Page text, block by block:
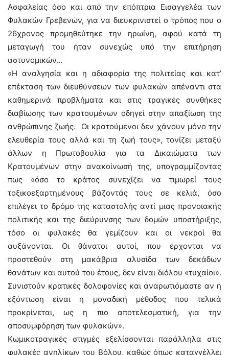
Ασφαλείας όσο και από την επόπτρια Εισαγγελέα των
Φυλακών Γρεβενών, για να διευκρινιστεί ο τρόπος που ο
26χρονος προμηθεύτηκε την ηρωίνη, αφού κατά τη
μεταγωγή του ήταν συνεχώς υπό την επιτήρηση
αστυνομικών…
«Η αναλγησία και η αδιαφορία της πολιτείας και κατ’
επέκταση των διευθύνσεων των φυλακών απέναντι στα
καθημερινά προβλήματα και στις τραγικές συνθήκες
διαβίωσης των κρατουμένων οδηγεί στην απαξίωση της
ανθρώπινης ζωής. Οι κρατούμενοι δεν χάνουν μόνο την
ελευθερία τους αλλά και τη ζωή τους», τονίζει μεταξύ
άλλων η Πρωτοβουλία για τα Δικαιώματα των
Κρατουμένων στην ανακοίνωσή της, υπογραμμίζοντας
πως «όσο το κράτος συνεχίζει να τιμωρεί τους
τοξικοεξαρτημένους βάζοντάς τους σε κελιά, όσο
επιλέγει το δρόμο της καταστολής αντί μιας προνοιακής
πολιτικής και της διεύρυνσης των δομών υποστήριξης,
τόσο οι φυλακές θα γεμίζουν και οι νεκροί θα
αυξάνονται. Οι θάνατοι αυτοί, που έρχονται να
προστεθούν στη μακάβρια αλυσίδα των δεκάδων
θανάτων και αυτού του έτους, δεν είναι διόλου «τυχαίοι».
Συνιστούν κρατικές δολοφονίες και αναρωτιόμαστε αν η
εξόντωση είναι η μοναδική μέθοδος που τελικά
προκρίνεται, ως η πιο αποτελεσματική, για την
αποσυμφόρηση των φυλακών».
Κωμικοτραγικές στιγμές εξελίσσονται παράλληλα στις
φυλακές ανηλίκων του Βόλου, καθώς όπως καταγγέλλει